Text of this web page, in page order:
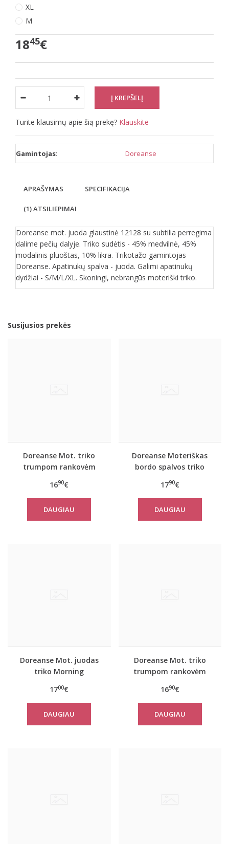
XL
M
1845€
Turite klausimų apie šią prekę? Klauskite
Gamintojas: Doreanse
APRAŠYMAS SPECIFIKACIJA
(1) ATSILIEPIMAI
Doreanse mot. juoda glaustinė 12128 su subtilia perregima
dalime pečių dalyje. Triko sudėtis - 45% medvilnė, 45%
modalinis pluoštas, 10% likra. Trikotažo gamintojas
Doreanse. Apatinukų spalva - juoda. Galimi apatinukų
dydžiai - S/M/L/XL. Skoningi, nebrangūs moteriški triko.
Susijusios prekės
Doreanse Mot. triko
trumpom rankovėm
1690€
DAUGIAU
Doreanse Moteriškas
bordo spalvos triko
1790€
DAUGIAU
Doreanse Mot. juodas
triko Morning
1700€
DAUGIAU
Doreanse Mot. triko
trumpom rankovėm
1690€
DAUGIAU